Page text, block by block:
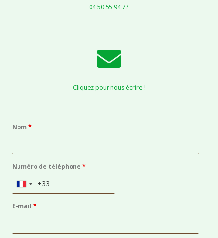
04 50 55 94 77
Cliquez pour nous écrire !
Nom *
Numéro de téléphone *
E-mail *